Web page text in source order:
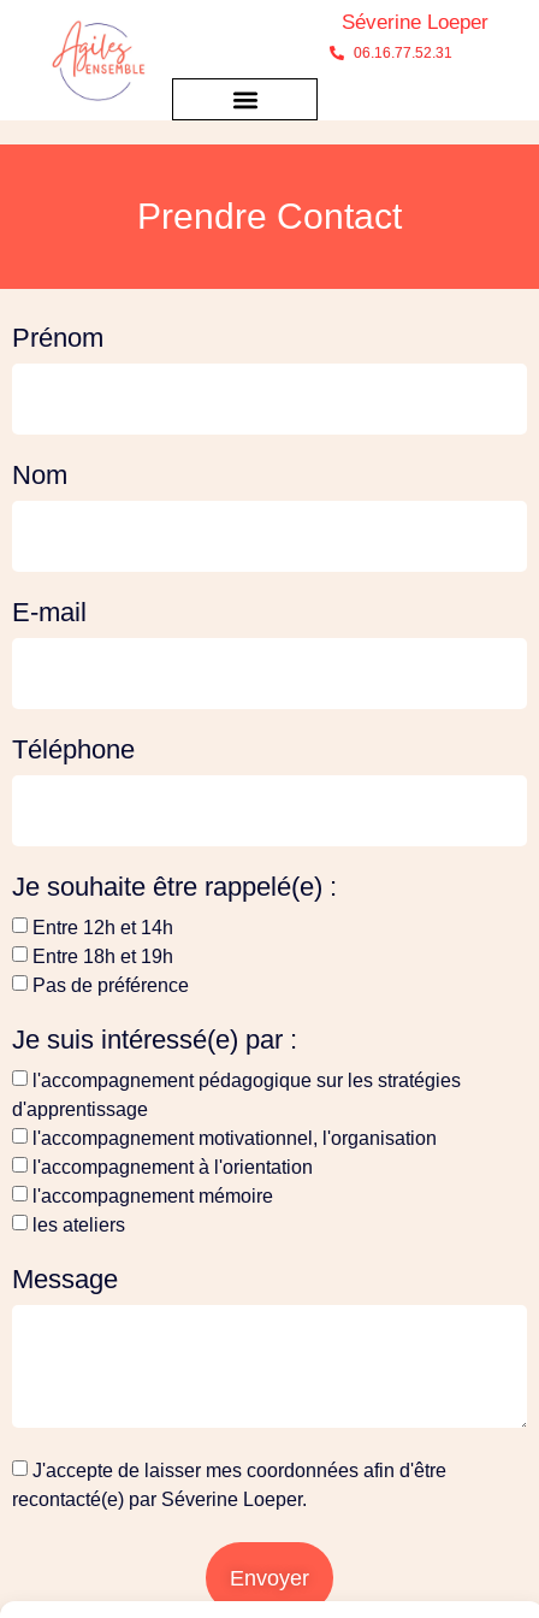
Séverine Loeper
06.16.77.52.31
Prendre Contact
Prénom
Nom
E-mail
Téléphone
Je souhaite être rappelé(e) :
Entre 12h et 14h
Entre 18h et 19h
Pas de préférence
Je suis intéressé(e) par :
l'accompagnement pédagogique sur les stratégies
d'apprentissage
l'accompagnement motivationnel, l'organisation
l'accompagnement à l'orientation
l'accompagnement mémoire
les ateliers
Message
J'accepte de laisser mes coordonnées afin d'être
recontacté(e) par Séverine Loeper.
Envoyer